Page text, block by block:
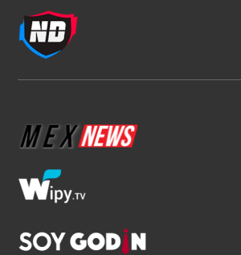
NFL
NFL México y Aeroméxico
alianza histórica por tres
Fran González